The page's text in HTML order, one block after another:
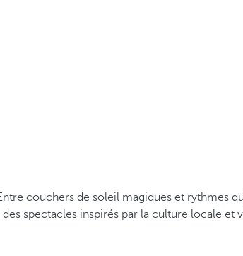
couchers de soleil magiques et rythmes
spectacles inspirés par la culture locale et